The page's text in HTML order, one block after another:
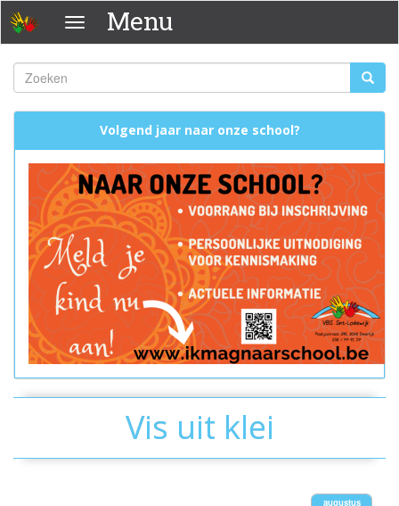
Overslaan
en
naar
de
inhoud
gaan
Menu Menu
Zoekveld
Zoeken
Volgend jaar naar onze school?
Vis uit klei
augustus